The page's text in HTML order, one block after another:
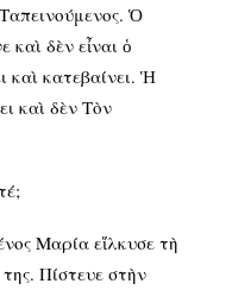
Ὁ
καὶ δὲν εἶναι ὁ
καὶ κατεβαίνει. Ἡ
καὶ δὲν Τὸν
Μαρία εἵλκυσε τὴ
Πίστευε στὴν